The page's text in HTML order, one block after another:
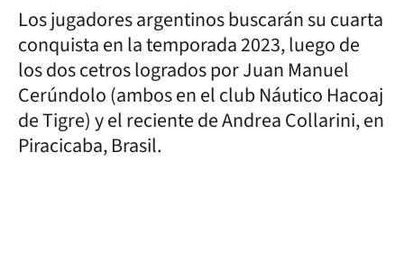
Los jugadores argentinos buscarán su cuarta
conquista en la temporada 2023, luego de
los dos cetros logrados por Juan Manuel
Cerúndolo (ambos en el club Náutico Hacoaj
de Tigre) y el reciente de Andrea Collarini, en
Piracicaba, Brasil.